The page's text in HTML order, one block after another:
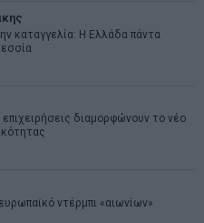
καταγγελία: Η Ελλάδα πάντα
επιχειρήσεις διαμορφώνουν το νέο
ντέρμπι «αιωνίων»